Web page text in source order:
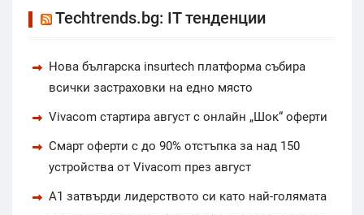
Techtrends.bg: IT тенденции
Нова българска insurtech платформа събира
всички застраховки на едно място
Vivacom стартира август с онлайн „Шок“ оферти
Смарт оферти с до 90% отстъпка за над 150
устройства от Vivacom през август
А1 затвърди лидерството си като най-голямата